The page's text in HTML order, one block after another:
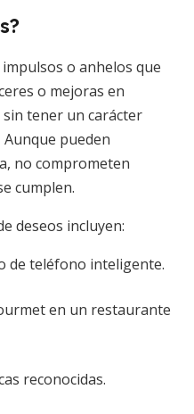
o anhelos que
o mejoras en
tener un carácter
pueden
no comprometen
cumplen.
deseos incluyen:
de teléfono inteligente.
en un restaurante
reconocidas.